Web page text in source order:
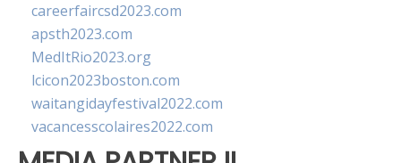
careerfaircsd2023.com
apsth2023.com
MedItRio2023.org
lcicon2023boston.com
waitangidayfestival2022.com
vacancesscolaires2022.com